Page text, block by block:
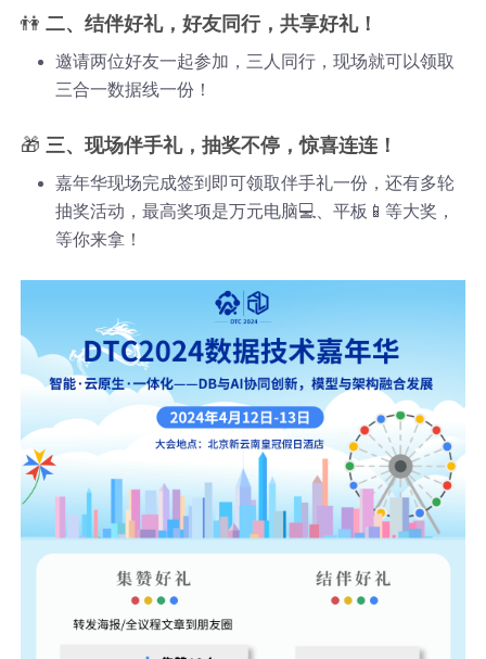
👫二、结伴好礼，好友同行，共享好礼！
邀请两位好友一起参加，三人同行，现场就可以领取
三合一数据线一份！
🎁 三、现场伴手礼，抽奖不停，惊喜连连！
嘉年华现场完成签到即可领取伴手礼一份，还有多轮
抽奖活动，最高奖项是万元电脑💻、平板📱等大奖，
等你来拿！